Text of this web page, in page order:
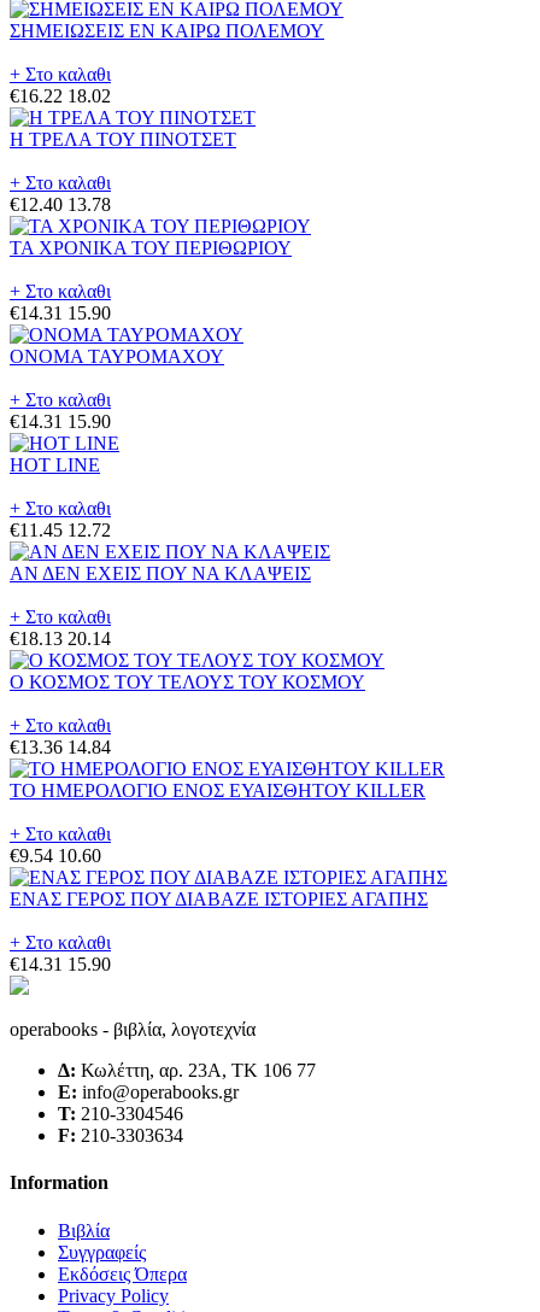
ΣΗΜΕΙΩΣΕΙΣ ΕΝ ΚΑΙΡΩ ΠΟΛΕΜΟΥ
+ Στο καλαθι
€16.22 18.02
Η ΤΡΕΛΑ ΤΟΥ ΠΙΝΟΤΣΕΤ
+ Στο καλαθι
€12.40 13.78
ΤΑ ΧΡΟΝΙΚΑ ΤΟΥ ΠΕΡΙΘΩΡΙΟΥ
+ Στο καλαθι
€14.31 15.90
ΟΝΟΜΑ ΤΑΥΡΟΜΑΧΟΥ
+ Στο καλαθι
€14.31 15.90
HOT LINE
+ Στο καλαθι
€11.45 12.72
ΑΝ ΔΕΝ ΕΧΕΙΣ ΠΟΥ ΝΑ ΚΛΑΨΕΙΣ
+ Στο καλαθι
€18.13 20.14
Ο ΚΟΣΜΟΣ ΤΟΥ ΤΕΛΟΥΣ ΤΟΥ ΚΟΣΜΟΥ
+ Στο καλαθι
€13.36 14.84
ΤΟ ΗΜΕΡΟΛΟΓΙΟ ΕΝΟΣ ΕΥΑΙΣΘΗΤΟΥ KILLER
+ Στο καλαθι
€9.54 10.60
ΕΝΑΣ ΓΕΡΟΣ ΠΟΥ ΔΙΑΒΑΖΕ ΙΣΤΟΡΙΕΣ ΑΓΑΠΗΣ
+ Στο καλαθι
€14.31 15.90
operabooks - βιβλία, λογοτεχνία
Δ: Κωλέττη, αρ. 23Α, ΤΚ 106 77
E: info@operabooks.gr
Τ: 210-3304546
F: 210-3303634
Information
Βιβλία
Συγγραφείς
Εκδόσεις Όπερα
Privacy Policy